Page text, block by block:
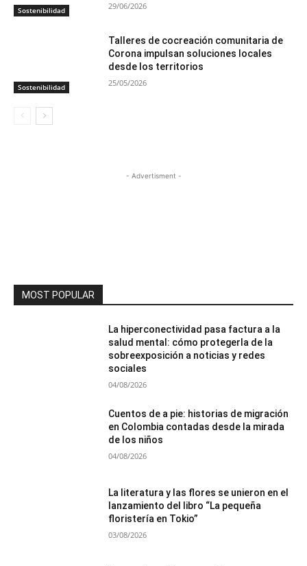
Sostenibilidad 29/06/2026
Sostenibilidad
Talleres de cocreación comunitaria de
Corona impulsan soluciones locales
desde los territorios
25/05/2026
- Advertisment -
MOST POPULAR
La hiperconectividad pasa factura a la
salud mental: cómo protegerla de la
sobreexposición a noticias y redes
sociales
04/08/2026
Cuentos de a pie: historias de migración
en Colombia contadas desde la mirada
de los niños
04/08/2026
La literatura y las flores se unieron en el
lanzamiento del libro “La pequeña
floristería en Tokio”
03/08/2026